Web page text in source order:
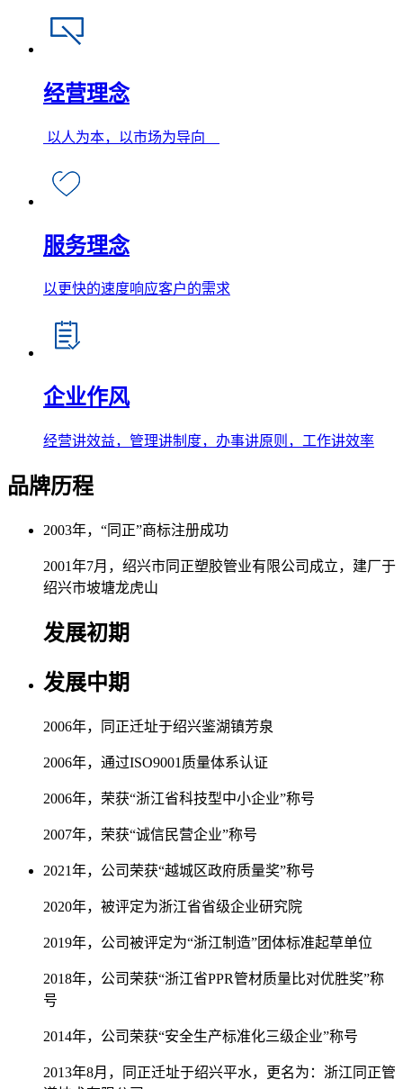
经营理念
以人为本，以市场为导向
服务理念
以更快的速度响应客户的需求
企业作风
经营讲效益，管理讲制度，办事讲原则，工作讲效率
品牌历程
2003年，“同正”商标注册成功
2001年7月，绍兴市同正塑胶管业有限公司成立，建厂于
绍兴市坡塘龙虎山
发展初期
发展中期
2006年，同正迁址于绍兴鉴湖镇芳泉
2006年，通过ISO9001质量体系认证
2006年，荣获“浙江省科技型中小企业”称号
2007年，荣获“诚信民营企业”称号
2021年，公司荣获“越城区政府质量奖”称号
2020年，被评定为浙江省省级企业研究院
2019年，公司被评定为“浙江制造”团体标准起草单位
2018年，公司荣获“浙江省PPR管材质量比对优胜奖”称
号
2014年，公司荣获“安全生产标准化三级企业”称号
2013年8月，同正迁址于绍兴平水，更名为：浙江同正管